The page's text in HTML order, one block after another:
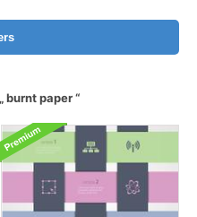
burnt paper